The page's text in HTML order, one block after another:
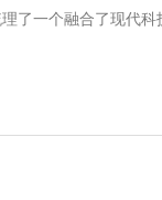
了一个融合了现代